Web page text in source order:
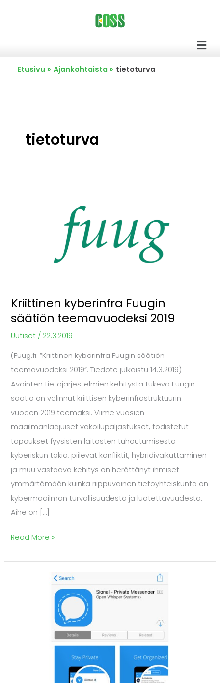
Etusivu Ajankohtaista tietoturva
tietoturva
Kriittinen kyberinfra Fuugin
säätiön teemavuodeksi 2019
Uutiset / 22.3.2019
(Fuug.fi: ”Kriittinen kyberinfra Fuugin säätiön
teemavuodeksi 2019”. Tiedote julkaistu 14.3.2019)
Avointen tietojärjestelmien kehitystä tukeva Fuugin
säätiö on valinnut kriittisen kyberinfrastruktuurin
vuoden 2019 teemaksi. Viime vuosien
maailmanlaajuiset vakoilupaljastukset, todistetut
tapaukset fyysisten laitosten tuhoutumisesta
kyberiskun takia, piilevät konfliktit, hybridivaikuttaminen
ja muu vastaava kehitys on herättänyt ihmiset
ymmärtämään kuinka riippuvainen tietoyhteiskunta on
kybermaailman turvallisuudesta ja luotettavuudesta.
Aihe on […]
teemavuodeksi
Read More »